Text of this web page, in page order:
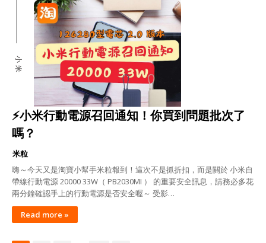
小米
⚡小米行動電源召回通知！你買到問題批次了
嗎？
米粒
嗨～今天又是淘寶小幫手米粒報到！這次不是抓折扣，而是關於 小米自
帶線行動電源 20000 33W（ PB2030MI ） 的重要安全訊息，請務必多花
兩分鐘確認手上的行動電源是否安全喔～ 受影…
Read more »